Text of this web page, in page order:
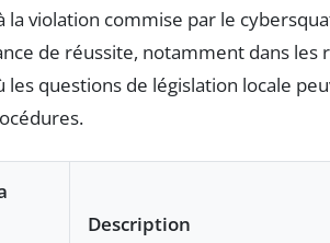
la violation commise par le
de réussite, notamment dans les
les questions de législation locale
Description